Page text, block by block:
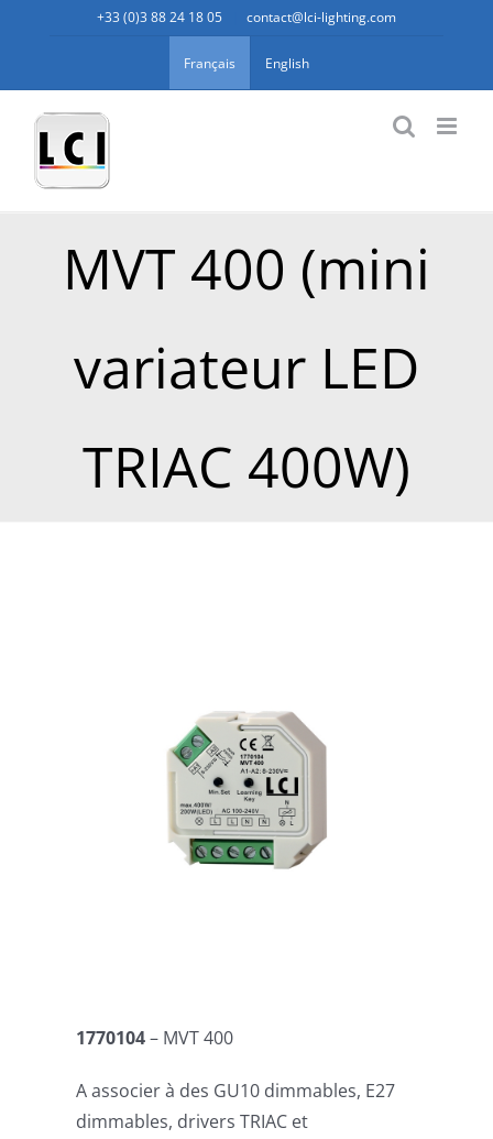
+33 (0)3 88 24 18 05 contact@lci-lighting.com
Français English
MVT 400 (mini
variateur LED
TRIAC 400W)
1770104– MVT 400
A associer à des GU10 dimmables, E27
dimmables, drivers TRIAC et